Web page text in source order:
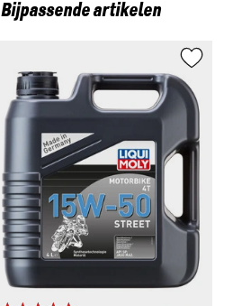
Bijpassende artikelen